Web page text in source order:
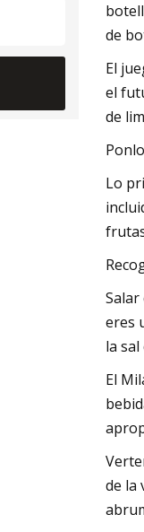
de
El
el
de
Lo
eres
la
El
de la